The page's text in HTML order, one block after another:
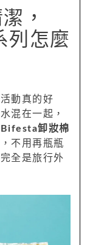
，
列怎麼
動真的好
混在一起，
Bifesta卸妝棉
不用再瓶瓶
全是旅行外